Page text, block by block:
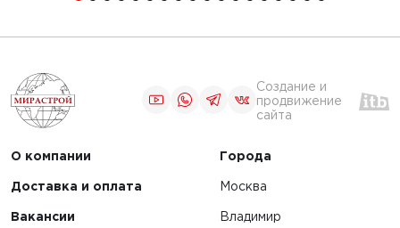
Создание и
продвижение
сайта
О компании
Доставка и оплата
Вакансии
Города
Москва
Владимир